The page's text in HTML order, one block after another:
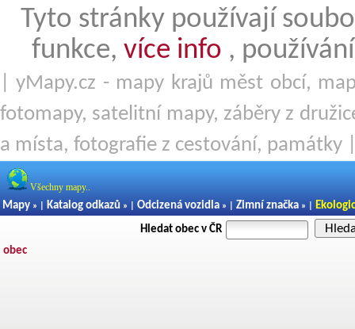
Tyto stránky používají
funkce, více info ,
| yMapy.cz - mapy krajů měst obcí,
fotomapy, satelitní mapy, záběry z
a místa, fotografie z cestování, památky
Všechny mapy..
Mapy » | Katalog odkazů » | Odcizená vozidla » | Zimní značka » |
Hledat obec v ČR
obec